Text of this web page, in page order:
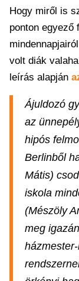
Hogy miről is
ponton egyező
volt diák
leírás alapján
Ájuldozó
az
hipós
Berlinből
Mátis)
iskola
(Mészöly
meg